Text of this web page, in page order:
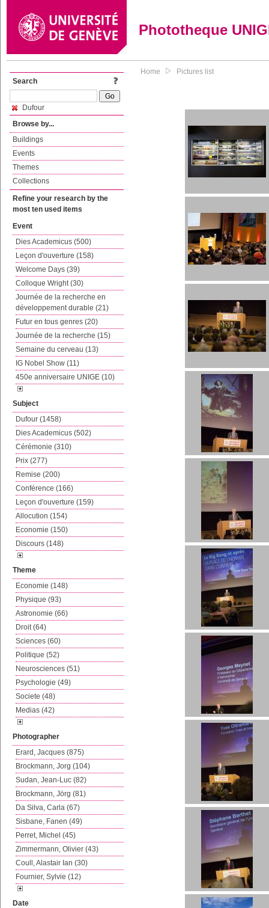
Phototheque
Search
Dufour
Browse by...
Buildings
Events
Themes
Collections
Refine your research by the
most ten used items
Event
Dies Academicus (500)
Leçon d'ouverture (158)
Welcome Days (39)
Colloque Wright (30)
Journée de la recherche en
développement durable (21)
Futur en tous genres (20)
Journée de la recherche (15)
Semaine du cerveau (13)
IG Nobel Show (11)
450e anniversaire UNIGE (10)
Subject
Dufour (1458)
Dies Academicus (502)
Cérémonie (310)
Prix (277)
Remise (200)
Conférence (166)
Leçon d'ouverture (159)
Allocution (154)
Economie (150)
Discours (148)
Theme
Economie (148)
Physique (93)
Astronomie (66)
Droit (64)
Sciences (60)
Politique (52)
Neurosciences (51)
Psychologie (49)
Societe (48)
Medias (42)
Photographer
Erard, Jacques (875)
Brockmann, Jorg (104)
Sudan, Jean-Luc (82)
Brockmann, Jörg (81)
Da Silva, Carla (67)
Sisbane, Fanen (49)
Perret, Michel (45)
Zimmermann, Olivier (43)
Coull, Alastair Ian (30)
Fournier, Sylvie (12)
Date
Home Pictures list